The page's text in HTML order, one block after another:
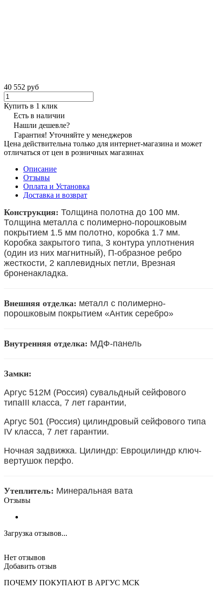
40 552 руб
Купить в 1 клик
Есть в наличии
Нашли дешевле?
Гарантия! Уточняйте у менеджеров
Цена действительна только для интернет-магазина и может
отличаться от цен в розничных магазинах
Описание
Отзывы
Оплата и Установка
Доставка и возврат
Конструкция: Толщина полотна до 100 мм.
Толщина металла с полимерно-порошковым
покрытием 1.5 мм полотно, коробка 1.7 мм.
Коробка закрытого типа, 3 контура уплотнения
(один из них магнитный), П-образное ребро
жесткости, 2 каплевидных петли, Врезная
броненакладка.
Внешняя отделка: металл с полимерно-
порошковым покрытием «Антик серебро»
Внутренняя отделка: МДФ-панель
Замки:
Аргус 512М (Россия) сувальдный сейфового
типаIII класса, 7 лет гарантии,
Аргус 501 (Россия) цилиндровый сейфового типа
IV класса, 7 лет гарантии.
Ночная задвижка. Цилиндр: Евроцилиндр ключ-
вертушок перфо.
Утеплитель: Минеральная вата
Отзывы
Загрузка отзывов...
Нет отзывов
Добавить отзыв
ПОЧЕМУ ПОКУПАЮТ В АРГУС МСК